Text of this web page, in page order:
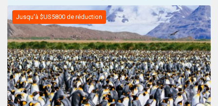
Jusqu'à $US5800 de réduction